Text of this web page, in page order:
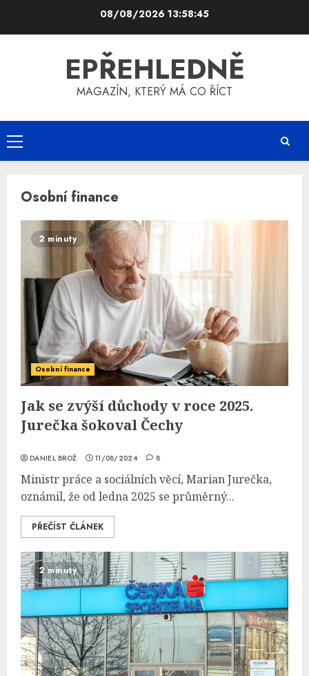
08/08/2026 13:58:46
EPŘEHLEDNĚ
MAGAZÍN, KTERÝ MÁ CO ŘÍCT
Primary
Menu
Osobní finance
2 minuty
Osobní finance
Jak se zvýší důchody v roce 2025.
Jurečka šokoval Čechy
DANIEL BROŽ 11/08/2024 8
Ministr práce a sociálních věcí, Marian Jurečka,
oznámil, že od ledna 2025 se průměrný...
PŘEČÍST ČLÁNEK
2 minuty